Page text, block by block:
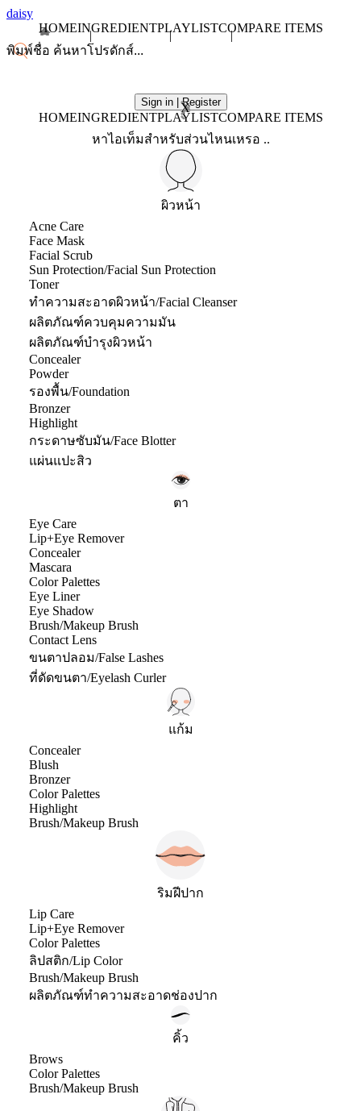
daisy
HOMEINGREDIENTPLAYLISTCOMPARE ITEMS
Sign in | Register
X
HOMEINGREDIENTPLAYLISTCOMPARE ITEMS
หาไอเท็มสำหรับส่วนไหนเหรอ ..
ผิวหน้า
Acne Care
Face Mask
Facial Scrub
Sun Protection/Facial Sun Protection
Toner
ทำความสะอาดผิวหน้า/Facial Cleanser
ผลิตภัณฑ์ควบคุมความมัน
ผลิตภัณฑ์บำรุงผิวหน้า
Concealer
Powder
รองพื้น/Foundation
Bronzer
Highlight
กระดาษซับมัน/Face Blotter
แผ่นแปะสิว
ตา
Eye Care
Lip+Eye Remover
Concealer
Mascara
Color Palettes
Eye Liner
Eye Shadow
Brush/Makeup Brush
Contact Lens
ขนตาปลอม/False Lashes
ที่ดัดขนตา/Eyelash Curler
แก้ม
Concealer
Blush
Bronzer
Color Palettes
Highlight
Brush/Makeup Brush
ริมฝีปาก
Lip Care
Lip+Eye Remover
Color Palettes
ลิปสติก/Lip Color
Brush/Makeup Brush
ผลิตภัณฑ์ทำความสะอาดช่องปาก
คิ้ว
Brows
Color Palettes
Brush/Makeup Brush